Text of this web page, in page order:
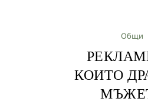
Общи
КОИТО